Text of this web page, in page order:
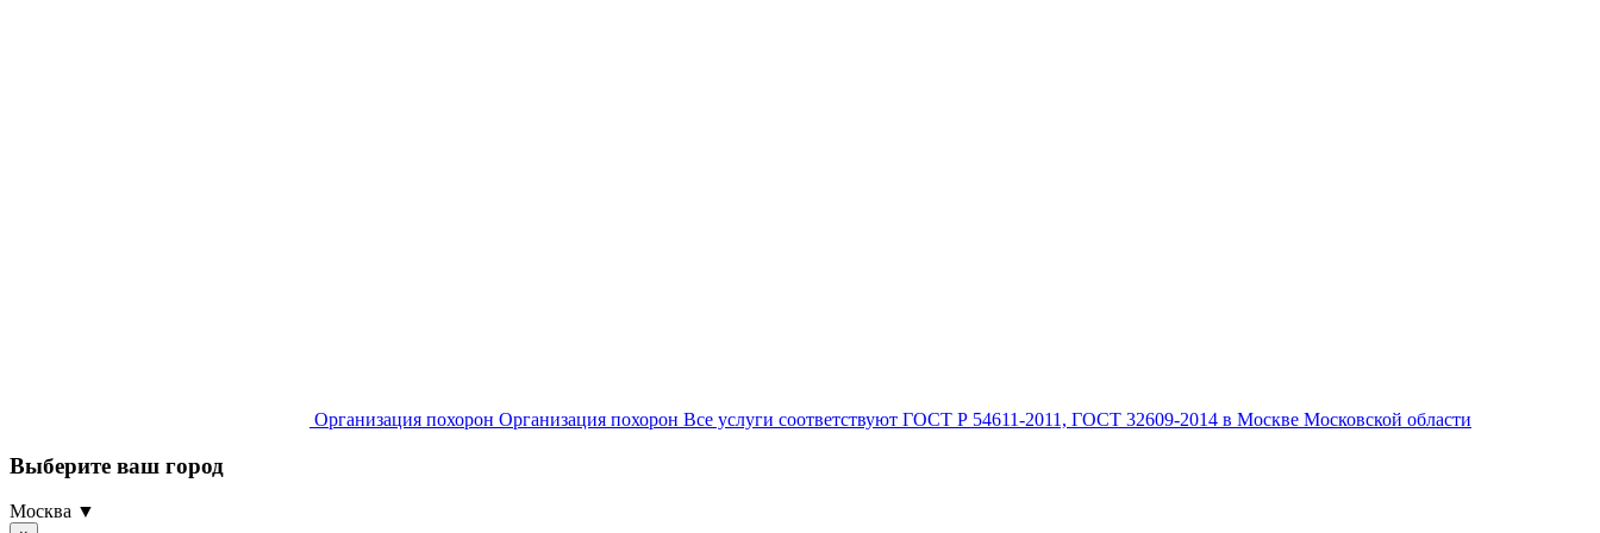
Организация похорон Организация похорон Все услуги соответствуют ГОСТ Р 54611-2011, ГОСТ 32609-2014 в Москве Московской области
Выберите ваш город
Москва ▼